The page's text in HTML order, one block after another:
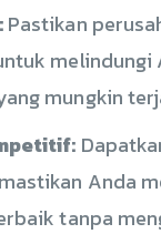
Pastikan
melindungi
mungkin
Anda
tanpa